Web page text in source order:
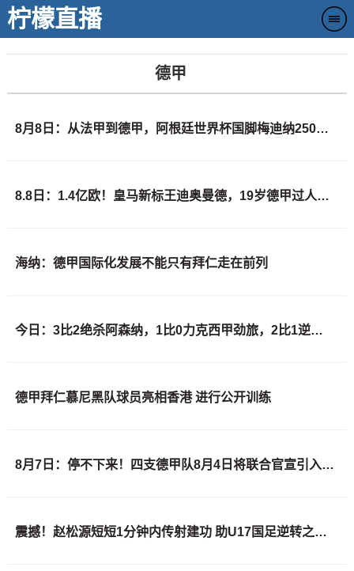
柠檬直播
德甲
8月8日：从法甲到德甲，阿根廷世界杯国脚梅迪纳2500万欧转会勒沃库森
8.8日：1.4亿欧！皇马新标王迪奥曼德，19岁德甲过人王凭什么这么贵？
海纳：德甲国际化发展不能只有拜仁走在前列
今日：3比2绝杀阿森纳，1比0力克西甲劲旅，2比1逆转德甲青年军，U17国足全胜晋级
德甲拜仁慕尼黑队球员亮相香港 进行公开训练
8月7日：停不下来！四支德甲队8月4日将联合官宣引入3位国足核心球员
震撼！赵松源短短1分钟内传射建功 助U17国足逆转之战大破德甲强敌